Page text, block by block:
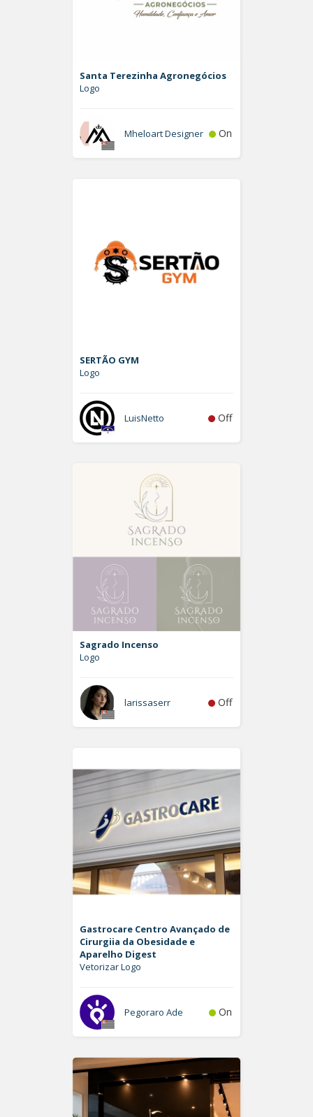
Santa Terezinha Agronegócios
Logo
Mheloart Designer On
SERTÃO GYM
Logo
LuisNetto Off
Sagrado Incenso
Logo
larissaserr Off
Gastrocare Centro Avançado de
Cirurgiia da Obesidade e
Aparelho Digest
Vetorizar Logo
Pegoraro Ade On